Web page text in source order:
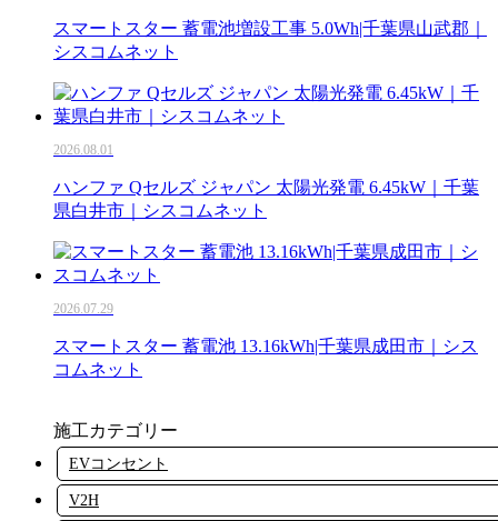
スマートスター 蓄電池増設工事 5.0Wh|千葉県山武郡｜
シスコムネット
2026.08.01
ハンファ Qセルズ ジャパン 太陽光発電 6.45kW｜千葉
県白井市｜シスコムネット
2026.07.29
スマートスター 蓄電池 13.16kWh|千葉県成田市｜シス
コムネット
施工カテゴリー
EVコンセント
V2H